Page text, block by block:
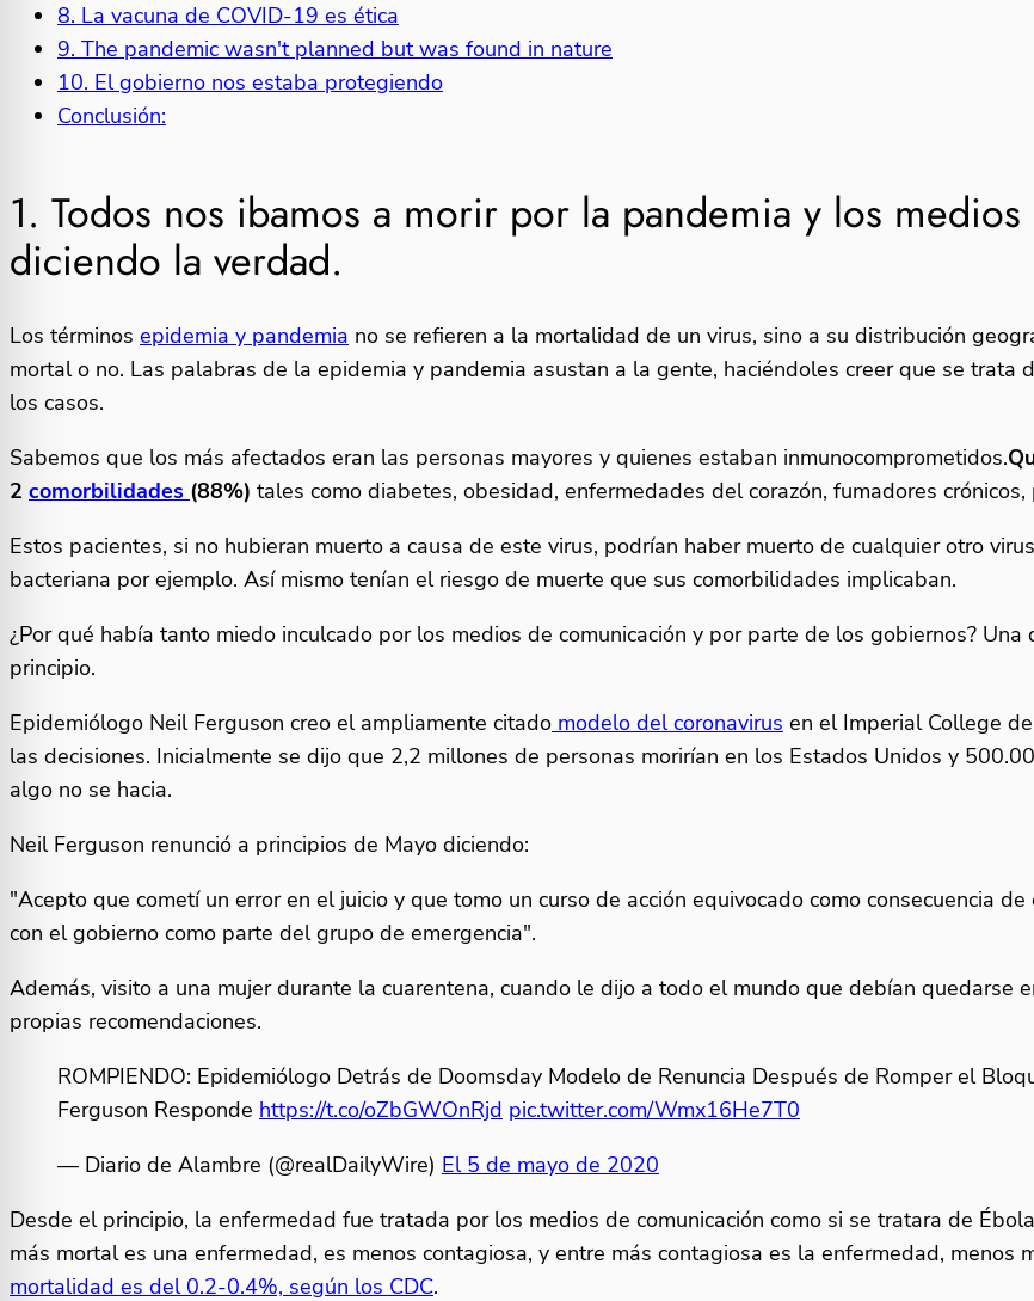
8. La vacuna de COVID-19 es ética
9. The pandemic wasn't planned but was found in nature
10. El gobierno nos estaba protegiendo
Conclusión:
1. Todos nos ibamos a morir por la pandemia y los
diciendo la verdad.
Los términos epidemia y pandemia no se refieren a la mortalidad de un virus, sino a su distribución
mortal o no. Las palabras de la epidemia y pandemia asustan a la gente, haciéndoles creer que se
los casos.
Sabemos que los más afectados eran las personas mayores y quienes estaban inmunocomprometidos.
2 comorbilidades (88%) tales como diabetes, obesidad, enfermedades del corazón, fumadores
Estos pacientes, si no hubieran muerto a causa de este virus, podrían haber muerto de cualquier otro
bacteriana por ejemplo. Así mismo tenían el riesgo de muerte que sus comorbilidades implicaban.
¿Por qué había tanto miedo inculcado por los medios de comunicación y por parte de los gobiernos?
principio.
Epidemiólogo Neil Ferguson creo el ampliamente citado modelo del coronavirus en el Imperial College
las decisiones. Inicialmente se dijo que 2,2 millones de personas morirían en los Estados Unidos y
algo no se hacia.
Neil Ferguson renunció a principios de Mayo diciendo:
"Acepto que cometí un error en el juicio y que tomo un curso de acción equivocado como consecuencia
con el gobierno como parte del grupo de emergencia".
Además, visito a una mujer durante la cuarentena, cuando le dijo a todo el mundo que debían quedarse
propias recomendaciones.
ROMPIENDO: Epidemiólogo Detrás de Doomsday Modelo de Renuncia Después de Romper el
Ferguson Responde https://t.co/oZbGWOnRjd pic.twitter.com/Wmx16He7T0
— Diario de Alambre (@realDailyWire) El 5 de mayo de 2020
Desde el principio, la enfermedad fue tratada por los medios de comunicación como si se tratara de
más mortal es una enfermedad, es menos contagiosa, y entre más contagiosa es la enfermedad, menos
mortalidad es del 0.2-0.4%, según los CDC.